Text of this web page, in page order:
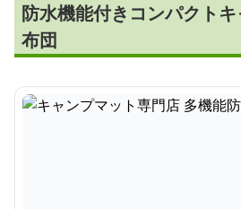
防水機能付きコンパクト
布団